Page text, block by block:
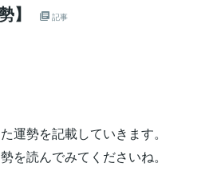
】 記事
運勢を記載していきます。
を読んでみてくださいね。